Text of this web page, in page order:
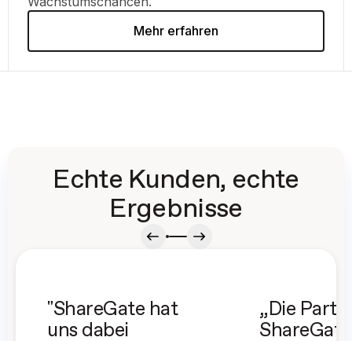
Mehr erfahren
Echte Kunden, echte
Ergebnisse
"ShareGate hat
uns dabei
„Die